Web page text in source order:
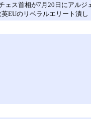
ェス首相が7月20日にアルジ
EUのリベラルエリート潰し